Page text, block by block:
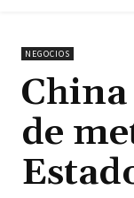
NEGOCIOS
de